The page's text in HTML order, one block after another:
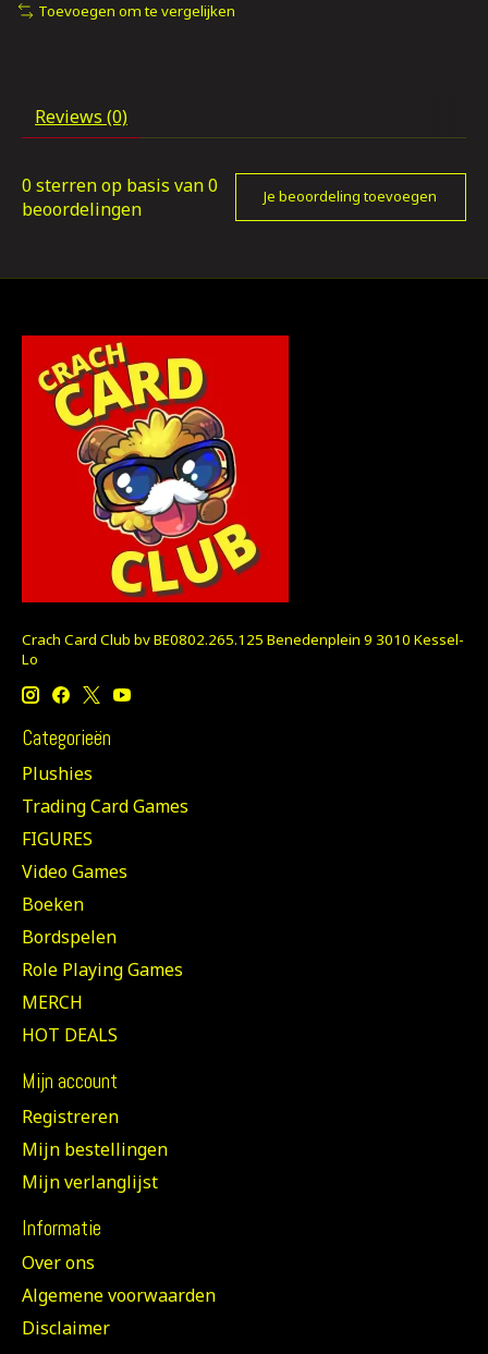
Toevoegen om te vergelijken
Reviews (0)
0 sterren op basis van0
beoordelingen
Je beoordeling toevoegen
Crach Card Club bv BE0802.265.125 Benedenplein 9 3010 Kessel-
Lo
Categorieën
Plushies
Trading Card Games
FIGURES
Video Games
Boeken
Bordspelen
Role Playing Games
MERCH
HOT DEALS
Mijn account
Registreren
Mijn bestellingen
Mijn verlanglijst
Informatie
Over ons
Algemene voorwaarden
Disclaimer